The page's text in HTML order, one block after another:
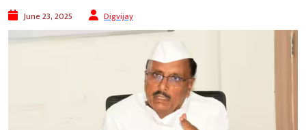
June 23, 2025 Digvijay